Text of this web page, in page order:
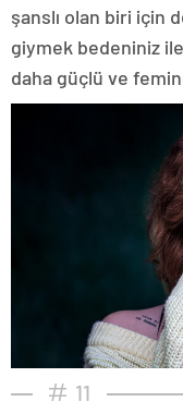
şanslı olan biri için
giymek bedeniniz ile
daha güçlü ve
11